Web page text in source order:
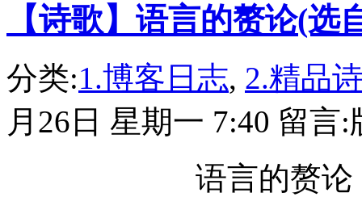
【诗歌】语言的赘论(选
分类:1.博客日志, 2.精品
月26日 星期一 7:40 留言:
语言的赘论